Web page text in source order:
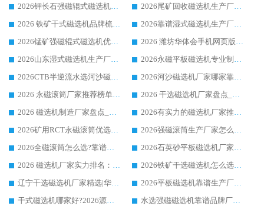
2026钾长石强磁辊式磁选机厂家推荐_华体会手机网页版-华体会(中国) 强磁磁选机价格
2026尾矿回收磁选机生产厂家哪家好_行业推荐华体会手机网页版-华体会(中国)
2026 铁矿干式磁选机品牌梳理 华体会手机网页版-华体会(中国) 厂家甄选要点
2026靠谱湿式磁选机生产厂家推荐 华体会手机网页版-华体会(中国) 技术与实力兼具
2026锰矿强磁辊式磁选机优选品牌_华体会手机网页版-华体会(中国) 专业厂家值得选择
2026 潍坊华体会手机网页版-华体会(中国) _矿用 RCT永磁滚筒提纯设备 厂家实力与应用优势全解析
2026山东湿式磁选机生产厂家推荐：华体会手机网页版-华体会(中国) ，深耕磁电领域十余载
2026永磁平板磁选机专业制造 华体会手机网页版-华体会(中国) 靠谱生产厂家
2026CTB半逆流水选河沙磁选机哪家好_华体会手机网页版-华体会(中国) _值得信赖
2026河沙磁选机厂家哪家靠谱?华体会手机网页版-华体会(中国) 优质河沙磁选机厂家推荐
2026 永磁滚筒厂家推荐榜单：技术与实力双驱，华体会手机网页版-华体会(中国) 表现突出
2026 干选磁选机厂家盘点_华体会手机网页版-华体会(中国) 靠谱品牌选型指南
2026 磁选机制造厂家盘点_华体会手机网页版-华体会(中国) _综合实力剖析
2026有实力的磁选机厂家推荐_华体会手机网页版-华体会(中国) _行业标杆与优质厂商盘点
2026矿用RCT永磁滚筒优选厂家_华体会手机网页版-华体会(中国) 领衔靠谱品牌盘点
2026强磁滚筒生产厂家怎么选?行业口碑推荐华体会手机网页版-华体会(中国)
2026全磁滚筒怎么选?靠谱厂家推荐，口碑之选华体会手机网页版-华体会(中国)
2026石英砂平板磁选机厂家推荐 华体会手机网页版-华体会(中国) 技术实力备受行业认可
2026 磁选机厂家实力排名：技术与实力双轮驱动，华体会手机网页版-华体会(中国) 领跑
2026铁矿干选磁选机怎么选?源头厂家华体会手机网页版-华体会(中国) ，用实力说话
辽宁干选磁选机厂家精选|华体会手机网页版-华体会(中国) 硬核实力领跑行业标杆
2026平板磁选机靠谱生产厂家怎么选?行业标杆华体会手机网页版-华体会(中国) ，凭硬实力脱颖而出
干式磁选机哪家好?2026源头厂家推荐_华体会手机网页版-华体会(中国) 强磁磁选机生产厂家
水选强磁磁选机靠谱品牌厂家推荐：华体会手机网页版-华体会(中国) ，技术实力与口碑双在线